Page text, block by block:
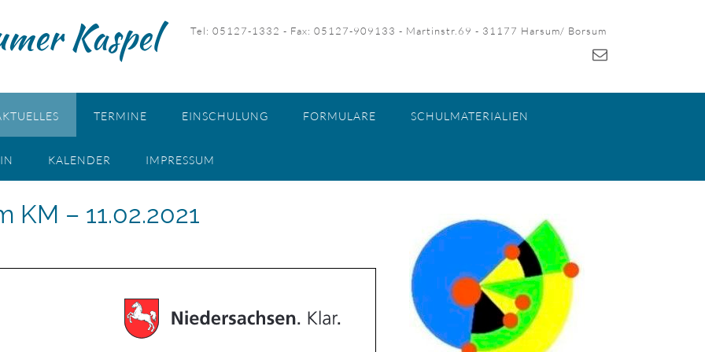
Kaspel Tel: 05127-1332 - Fax: 05127-909133 - Martinstr.69 - 31177 Harsum/ Borsum
TERMINE EINSCHULUNG FORMULARE SCHULMATERIALIEN
KALENDER IMPRESSUM
– 11.02.2021